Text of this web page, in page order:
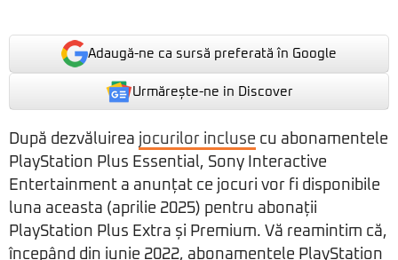
Adaugă-ne ca sursă preferată în Google
Urmărește-ne in Discover
După dezvăluirea jocurilor incluse cu abonamentele
PlayStation Plus Essential, Sony Interactive
Entertainment a anunțat ce jocuri vor fi disponibile
luna aceasta (aprilie 2025) pentru abonații
PlayStation Plus Extra și Premium. Vă reamintim că,
începând din iunie 2022, abonamentele PlayStation